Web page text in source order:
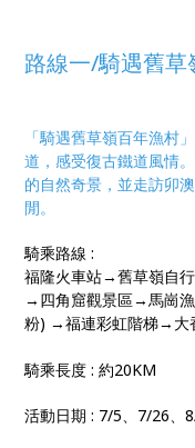
路線一/騎遇舊草
「騎遇舊草嶺百年漁村
道，感受復古鐵道風情
的自然奇景，並走訪卯
閒。
騎乘路線 :
福隆火車站→舊草嶺自
→四角窟觀景區→馬崗
粉) →福連彩虹階梯→大
騎乘長度 : 約20KM
活動日期 : 7/5、7/26、